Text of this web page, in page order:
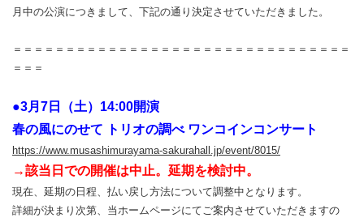
月中の公演につきまして、下記の通り決定させていただきました。
＝＝＝＝＝＝＝＝＝＝＝＝＝＝＝＝＝＝＝＝＝＝＝＝＝＝＝＝＝＝＝＝
＝＝＝
●3月7日（土）14:00開演
春の風にのせて トリオの調べ ワンコインコンサート
https://www.musashimurayama-sakurahall.jp/event/8015/
→該当日での開催は中止。延期を検討中。
現在、延期の日程、払い戻し方法について調整中となります。
詳細が決まり次第、当ホームページにてご案内させていただきますの